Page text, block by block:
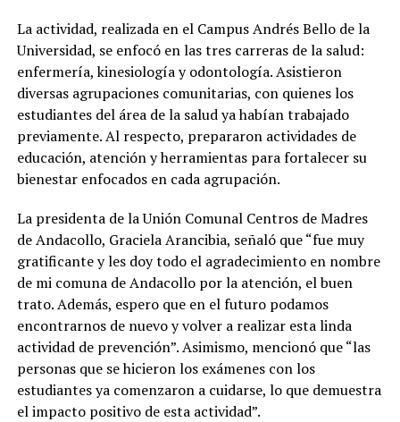
La actividad, realizada en el Campus Andrés Bello de la
Universidad, se enfocó en las tres carreras de la salud:
enfermería, kinesiología y odontología. Asistieron
diversas agrupaciones comunitarias, con quienes los
estudiantes del área de la salud ya habían trabajado
previamente. Al respecto, prepararon actividades de
educación, atención y herramientas para fortalecer su
bienestar enfocados en cada agrupación.
La presidenta de la Unión Comunal Centros de Madres
de Andacollo, Graciela Arancibia, señaló que “fue muy
gratificante y les doy todo el agradecimiento en nombre
de mi comuna de Andacollo por la atención, el buen
trato. Además, espero que en el futuro podamos
encontrarnos de nuevo y volver a realizar esta linda
actividad de prevención”. Asimismo, mencionó que “las
personas que se hicieron los exámenes con los
estudiantes ya comenzaron a cuidarse, lo que demuestra
el impacto positivo de esta actividad”.